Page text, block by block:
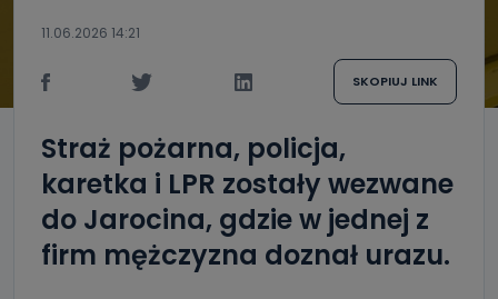
11.06.2026 14:21
SKOPIUJ LINK
Straż pożarna, policja,
karetka i LPR zostały wezwane
do Jarocina, gdzie w jednej z
firm mężczyzna doznał urazu.